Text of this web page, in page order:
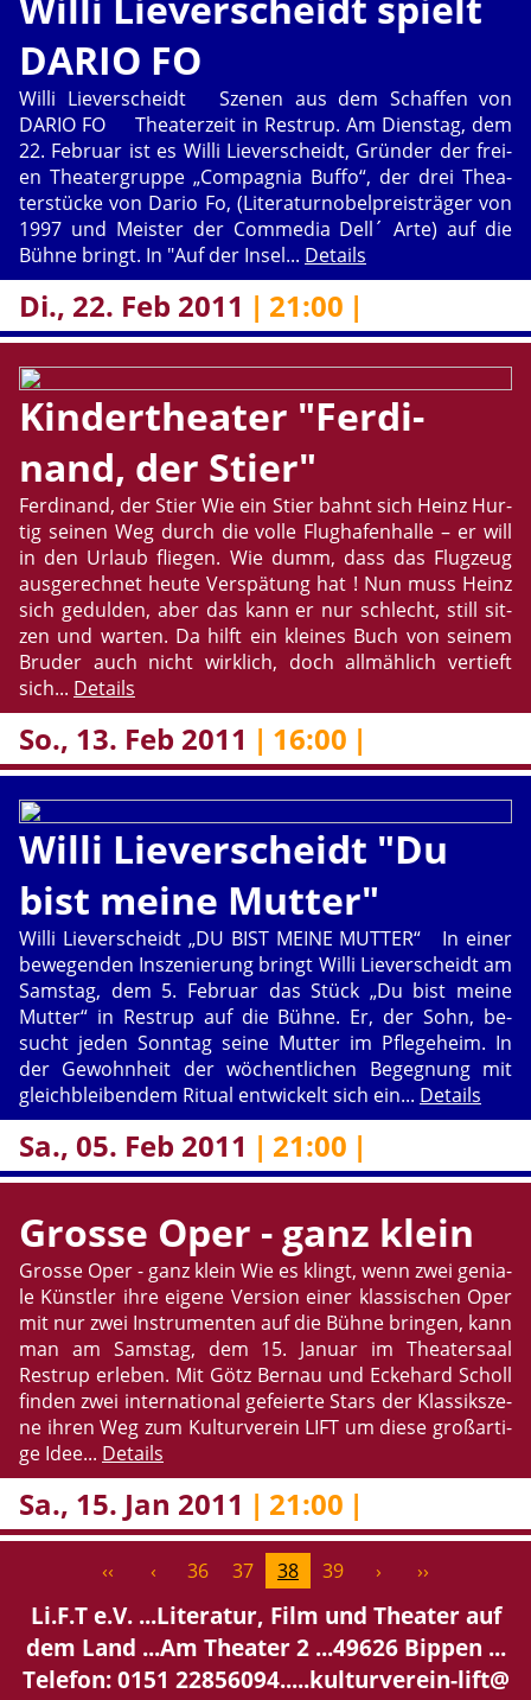
DARIO FO
Willi Lie­ver­scheidt Sze­nen aus dem Schaf­fen von
DARIO FO Thea­ter­zeit in Restrup. Am Diens­tag, dem
22. Fe­bru­ar ist es Willi Lie­ver­scheidt, Grün­der der frei­
en Thea­ter­grup­pe „Com­pa­gnia Buffo“, der drei Thea­
ter­stü­cke von Dario Fo, (Li­te­ra­tur­no­bel­preis­trä­ger von
1997 und Meis­ter der Com­me­dia Dell´ Arte) auf die
Bühne bringt. In "Auf der Insel... De­tails
Di., 22. Feb 2011 | 21:00 |
Kin­der­thea­ter "Fer­di­
nand, der Stier"
Fer­di­nand, der Stier Wie ein Stier bahnt sich Heinz Hur­
tig sei­nen Weg durch die volle Flug­ha­fen­hal­le – er will
in den Ur­laub flie­gen. Wie dumm, dass das Flug­zeug
aus­ge­rech­net heute Ver­spä­tung hat ! Nun muss Heinz
sich ge­dul­den, aber das kann er nur schlecht, still sit­
zen und war­ten. Da hilft ein klei­nes Buch von sei­nem
Bru­der auch nicht wirk­lich, doch all­mäh­lich ver­tieft
sich... De­tails
So., 13. Feb 2011 | 16:00 |
Willi Lie­ver­scheidt "Du
bist meine Mut­ter"
Willi Lie­ver­scheidt „DU BIST MEINE MUT­TER“ In einer
be­we­gen­den In­sze­nie­rung bringt Willi Lie­ver­scheidt am
Sams­tag, dem 5. Fe­bru­ar das Stück „Du bist meine
Mut­ter“ in Restrup auf die Bühne. Er, der Sohn, be­
sucht jeden Sonn­tag seine Mut­ter im Pfle­ge­heim. In
der Ge­wohn­heit der wö­chent­li­chen Be­geg­nung mit
gleich­blei­ben­dem Ri­tu­al ent­wi­ckelt sich ein... De­tails
Sa., 05. Feb 2011 | 21:00 |
Gros­se Oper - ganz klein
Gros­se Oper - ganz klein Wie es klingt, wenn zwei ge­nia­
le Künst­ler ihre ei­ge­ne Ver­si­on einer klas­si­schen Oper
mit nur zwei In­stru­men­ten auf die Bühne brin­gen, kann
man am Sams­tag, dem 15. Ja­nu­ar im Thea­ter­saal
Restrup er­le­ben. Mit Götz Ber­nau und Ecke­hard Scholl
fin­den zwei in­ter­na­tio­nal ge­fei­er­te Stars der Klas­sik­sze­
ne ihren Weg zum Kul­tur­ver­ein LIFT um diese groß­ar­ti­
ge Idee... De­tails
Sa., 15. Jan 2011 | 21:00 |
‹‹ ‹ 36 37 38 39 › ››
Li.F.T e.V. ...​Literatur, Film und Thea­ter auf
dem Land ...​Am Thea­ter 2 ...49626 Bip­pen ...​
Telefon: 0151 22856094.....​kultur­ver­ein-lift@​